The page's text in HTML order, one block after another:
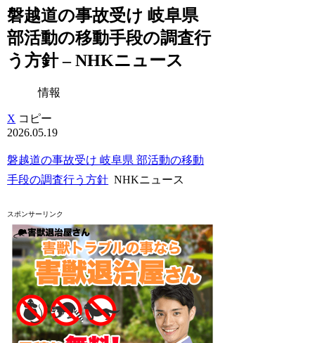
磐越道の事故受け 岐阜県
部活動の移動手段の調査行
う方針 – NHKニュース
情報
X コピー
2026.05.19
磐越道の事故受け 岐阜県 部活動の移動
手段の調査行う方針 NHKニュース
スポンサーリンク